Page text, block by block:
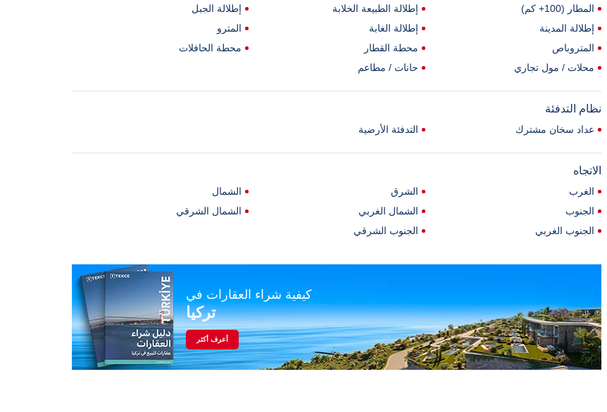
المطار (100+ كم) إطلالة الطبيعة الخلابة
إطلالة الجبل
إطلالة المدينة
إطلالة الغابة
المترو
المتروباص
محطة القطار
محطة الحافلات
محلات / مول تجاري
حانات / مطاعم
نظام التدفئة
عداد سخان مشترك التدفئة الأرضية
الاتجاه
الغرب الشرق
الشمال
الجنوب
الشمال الغربي
الشمال الشرقي
الجنوب الغربي
الجنوب الشرقي
كيفية شراء العقارات في
تركيا
أعرف أكثر